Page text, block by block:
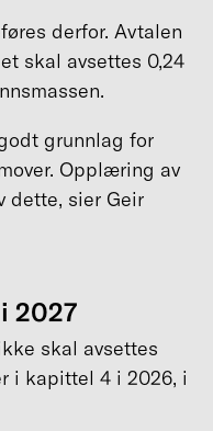
derfor. Avtalen
skal avsettes 0,24
grunnlag for
Opplæring av
dette, sier Geir
2027
skal avsettes
i kapittel 4 i 2026, i